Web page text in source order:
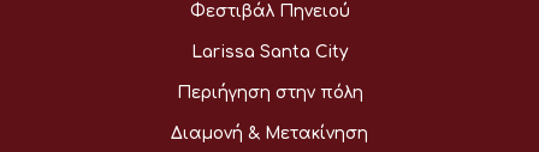
Φεστιβάλ Πηνειού
Larissa Santa City
Περιήγηση στην πόλη
Διαμονή & Μετακίνηση